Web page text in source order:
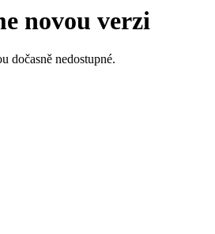
novou verzi
dočasně nedostupné.